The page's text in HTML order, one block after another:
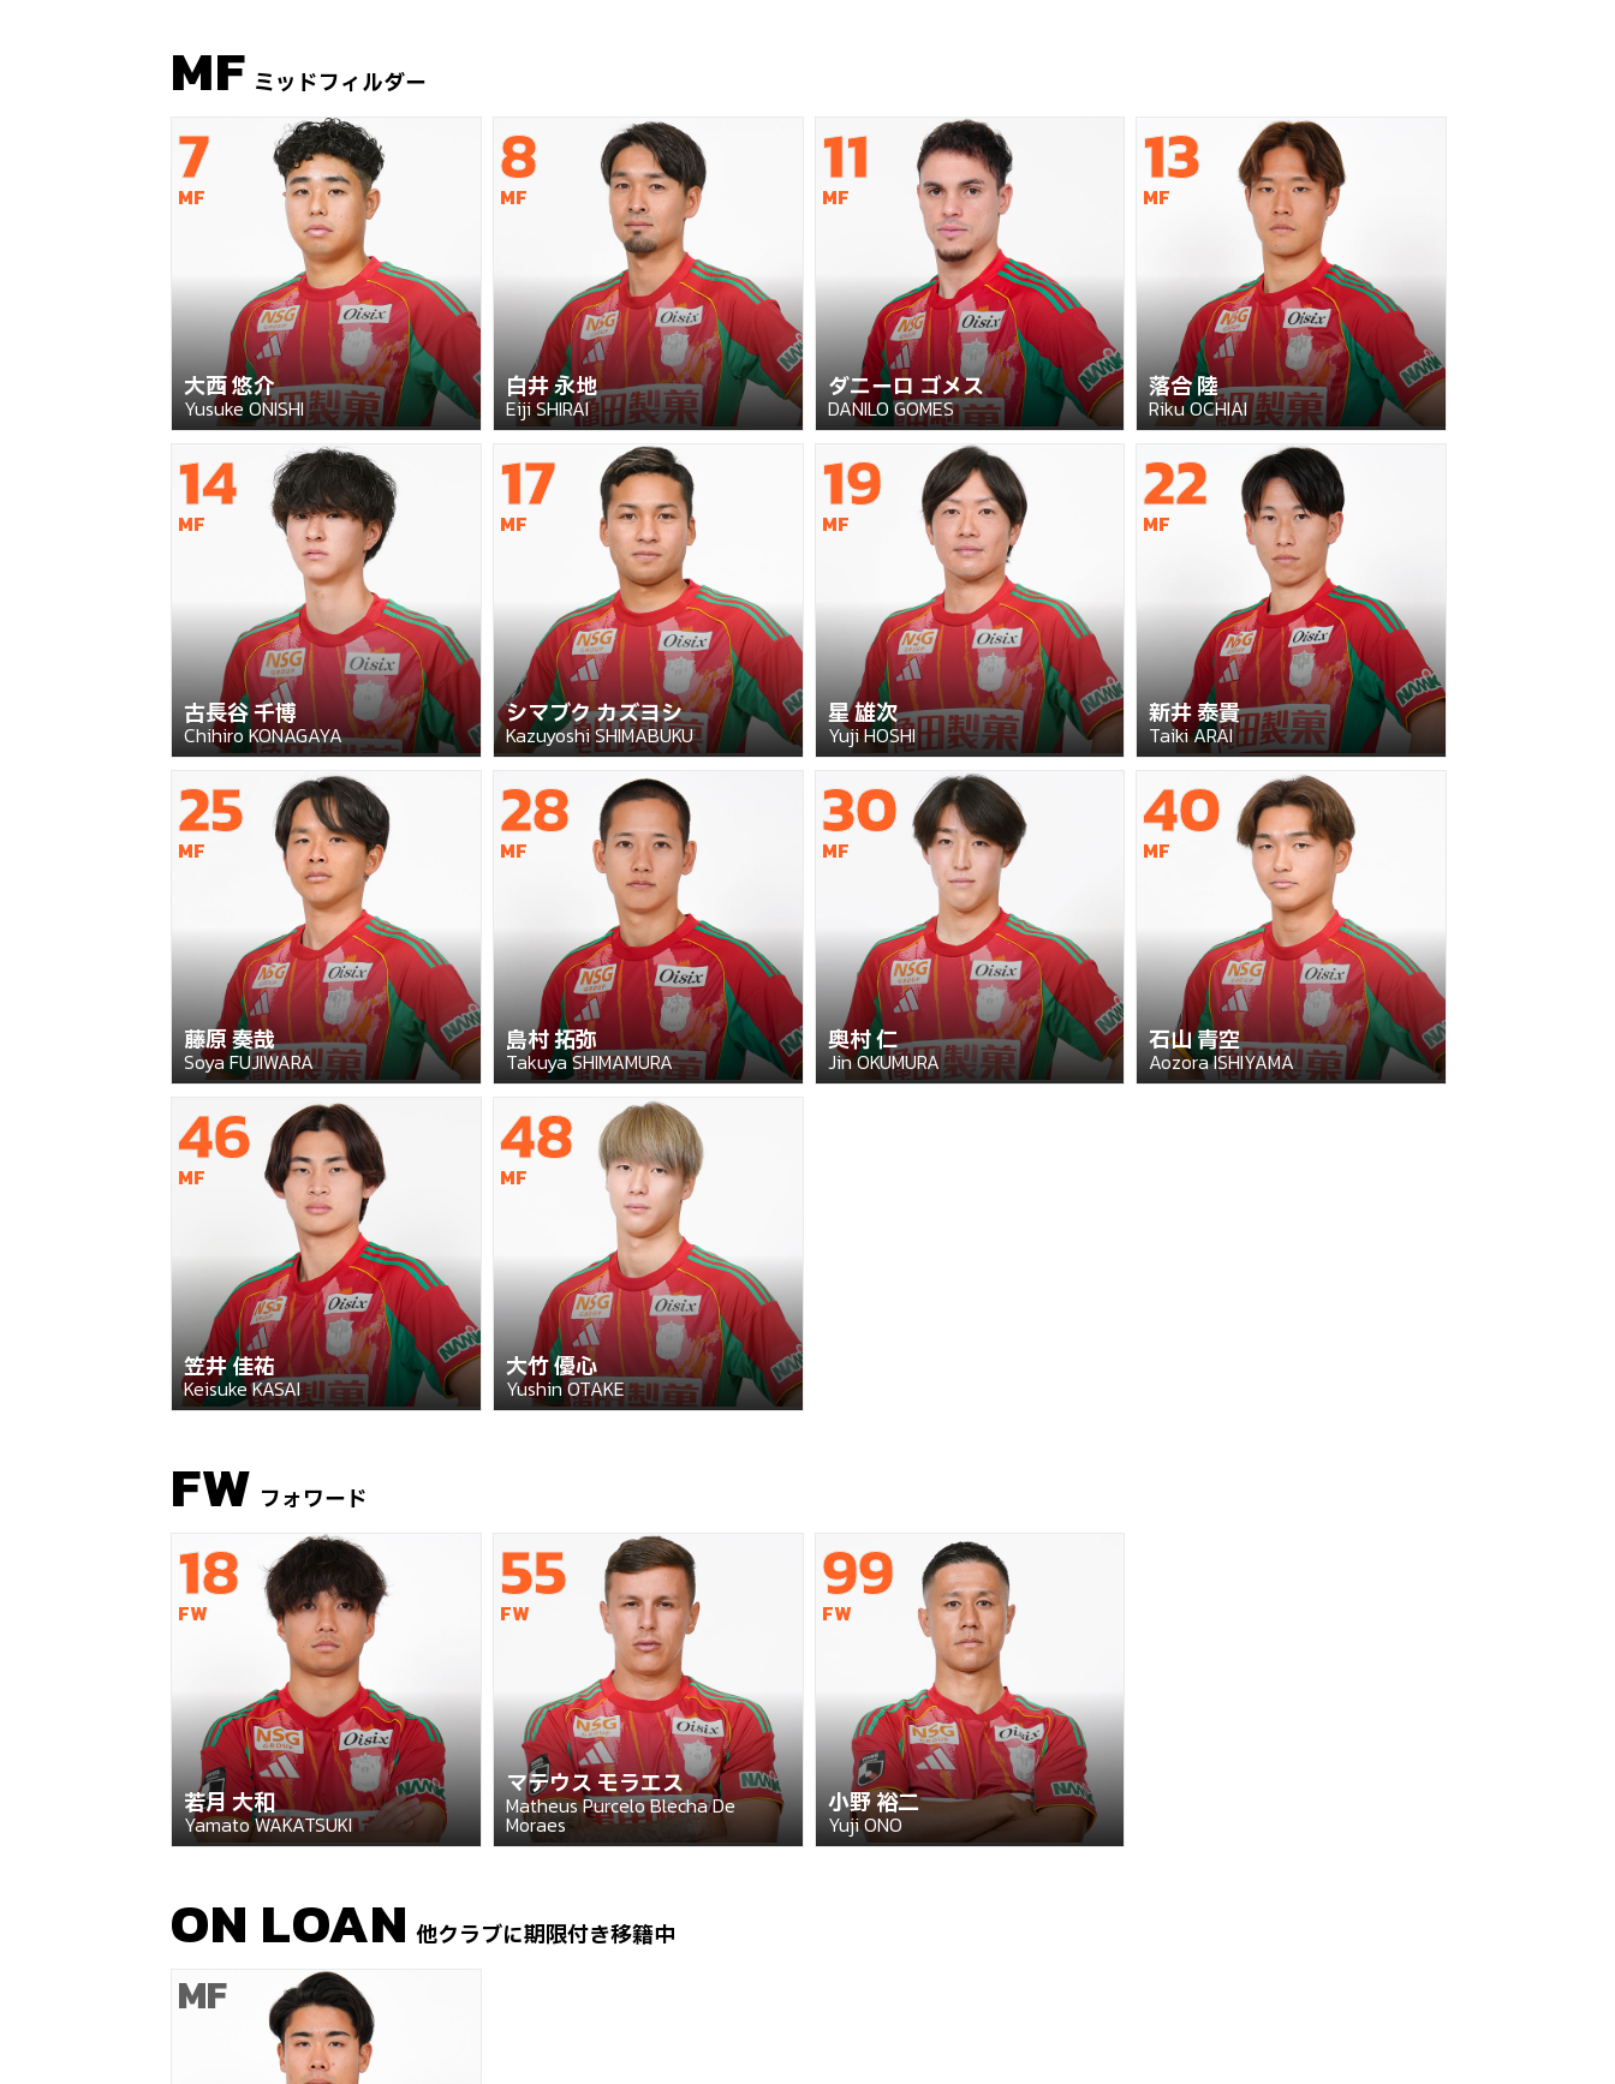
MF ミッドフィルダー
7
MF
大西 悠介
Yusuke ONISHI
8
MF
白井 永地
Eiji SHIRAI
11
MF
ダニーロ ゴメス
DANILO GOMES
13
MF
落合 陸
Riku OCHIAI
14
MF
古長谷 千博
Chihiro KONAGAYA
17
MF
シマブク カズヨシ
Kazuyoshi SHIMABUKU
19
MF
星 雄次
Yuji HOSHI
22
MF
新井 泰貴
Taiki ARAI
25
MF
藤原 奏哉
Soya FUJIWARA
28
MF
島村 拓弥
Takuya SHIMAMURA
30
MF
奥村 仁
Jin OKUMURA
40
MF
石山 青空
Aozora ISHIYAMA
46
MF
笠井 佳祐
Keisuke KASAI
48
MF
大竹 優心
Yushin OTAKE
FW フォワード
18
FW
若月 大和
Yamato WAKATSUKI
55
FW
マテウス モラエス
Matheus Purcelo Blecha De
Moraes
99
FW
小野 裕二
Yuji ONO
ON LOAN 他クラブに期限付き移籍中
MF